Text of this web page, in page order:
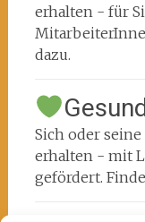
erhalten - für
dazu.
Sich oder
erhalten - mit
gefördert.